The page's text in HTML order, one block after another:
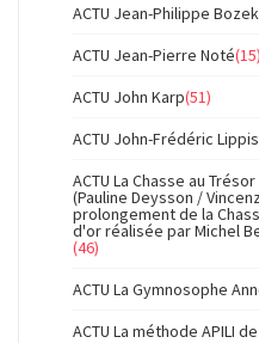
ACTU Jean-Philippe Bozek
ACTU Jean-Pierre Noté(15)
ACTU John Karp(51)
ACTU John-Frédéric Lippis
ACTU La Chasse au
(Pauline Deysson /
prolongement de la
d'or réalisée par Michel
(46)
ACTU La Gymnosophe
ACTU La méthode APILI